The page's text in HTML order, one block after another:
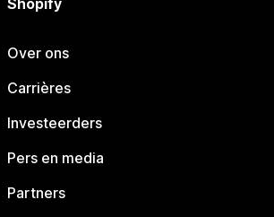
Shopify
Over ons
Carrières
Investeerders
Pers en media
Partners